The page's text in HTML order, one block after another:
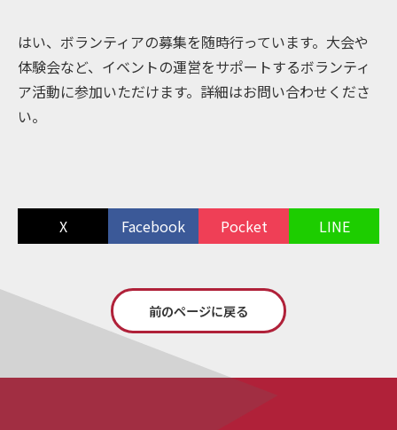
はい、ボランティアの募集を随時行っています。大会や
体験会など、イベントの運営をサポートするボランティ
ア活動に参加いただけます。詳細はお問い合わせくださ
い。
X Facebook Pocket LINE
前のページに戻る